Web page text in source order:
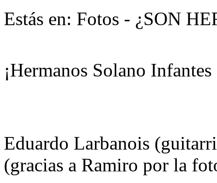
Estás en: Fotos - ¿SON
¡Hermanos Solano
Eduardo Larbanois
(gracias a Ramiro por la